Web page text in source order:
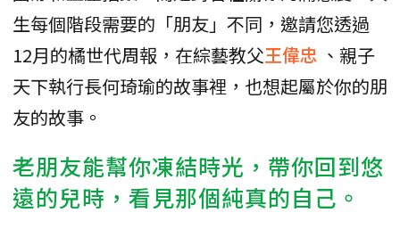
生每個階段需要的「朋友」不同，邀請您透過
12月的橘世代周報，在綜藝教父王偉忠 、親子
天下執行長何琦瑜的故事裡，也想起屬於你的朋
友的故事。
老朋友能幫你凍結時光，帶你回到悠
遠的兒時，看見那個純真的自己。